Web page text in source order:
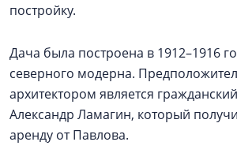
постройку.
Дача была построена в 1912–1916
северного модерна.
архитектором является
Александр Ламагин, который
аренду от Павлова.